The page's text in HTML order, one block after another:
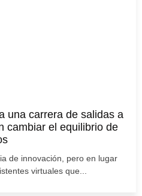
una carrera de salidas a
cambiar el equilibrio de
de innovación, pero en lugar
virtuales que...